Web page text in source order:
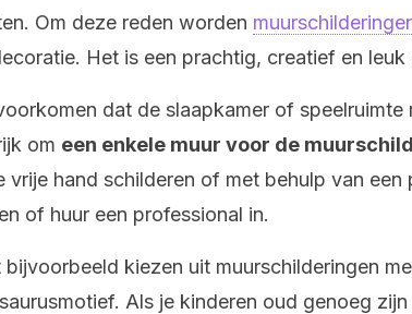
Om deze reden worden
Het is een prachtig, creatief en leuk
dat de slaapkamer of
om een enkele muur voor de
vrije hand schilderen of met behulp van
of huur een professional in.
bijvoorbeeld kiezen uit muurschilderingen
Als je kinderen oud genoeg